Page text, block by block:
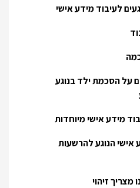
על הסכמת ילד בנוגע
מידע אישי הנוגע להרשעות